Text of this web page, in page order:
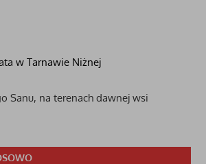
w Tarnawie Niżnej
Sanu, na terenach dawnej wsi